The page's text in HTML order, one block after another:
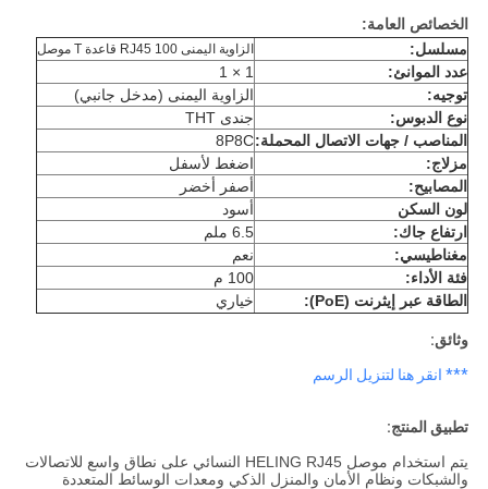
الخصائص العامة:
مسلسل:
الزاوية اليمنى RJ45 100 قاعدة T موصل
عدد الموانئ:
1 × 1
توجيه:
الزاوية اليمنى (مدخل جانبي)
نوع الدبوس:
جندى THT
المناصب / جهات الاتصال المحملة:8P8C
مزلاج:
اضغط لأسفل
المصابيح:
أصفر أخضر
لون السكن
أسود
ارتفاع جاك:
6.5 ملم
مغناطيسي:
نعم
فئة الأداء:
100 م
الطاقة عبر إيثرنت (PoE):
خياري
وثائق:
*** انقر هنا لتنزيل الرسم
تطبيق المنتج:
يتم استخدام موصل HELING RJ45 النسائي على نطاق واسع للاتصالات
والشبكات ونظام الأمان والمنزل الذكي ومعدات الوسائط المتعددة